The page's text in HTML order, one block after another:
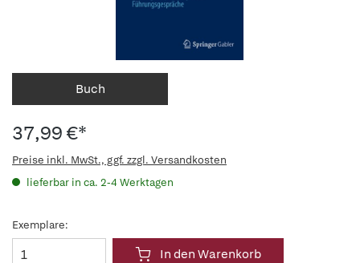
Buch
37,99 €*
Preise inkl. MwSt., ggf. zzgl. Versandkosten
lieferbar in ca. 2-4 Werktagen
Exemplare:
In den Warenkorb